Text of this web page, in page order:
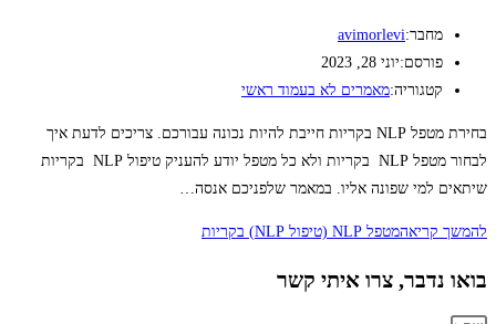
מחבר:avimorlevi
פורסם:יוני 28, 2023
קטגוריה:מאמרים לא בעמוד ראשי
בחירת מטפל NLP בקריות חייבת להיות נכונה עבורכם. צריכים לדעת איך
לבחור מטפל NLP בקריות ולא כל מטפל יודע להעניק טיפול NLP בקריות
שיתאים למי שפונה אליו. במאמר שלפניכם אנסה…
להמשך קריאהמטפל NLP (טיפול NLP) בקריות
בואו נדבר, צרו איתי קשר